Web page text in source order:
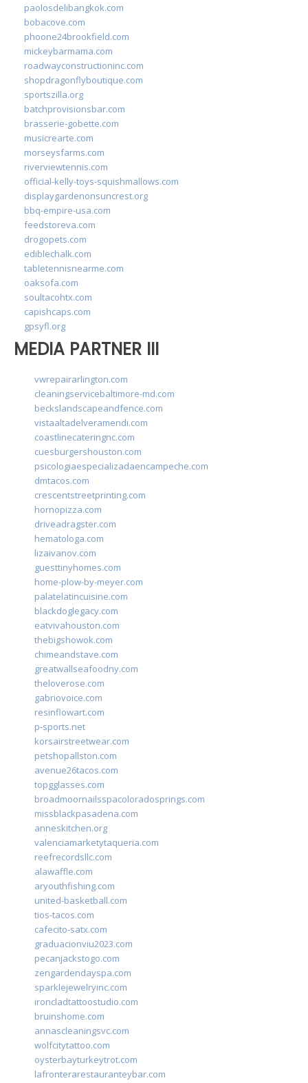
paolosdelibangkok.com
bobacove.com
phoone24brookfield.com
mickeybarmama.com
roadwayconstructioninc.com
shopdragonflyboutique.com
sportszilla.org
batchprovisionsbar.com
brasserie-gobette.com
musicrearte.com
morseysfarms.com
riverviewtennis.com
official-kelly-toys-squishmallows.com
displaygardenonsuncrest.org
bbq-empire-usa.com
feedstoreva.com
drogopets.com
ediblechalk.com
tabletennisnearme.com
oaksofa.com
soultacohtx.com
capishcaps.com
gpsyfl.org
MEDIA PARTNER III
vwrepairarlington.com
cleaningservicebaltimore-md.com
beckslandscapeandfence.com
vistaaltadelveramendi.com
coastlinecateringnc.com
cuesburgershouston.com
psicologiaespecializadaencampeche.com
dmtacos.com
crescentstreetprinting.com
hornopizza.com
driveadragster.com
hematologa.com
lizaivanov.com
guesttinyhomes.com
home-plow-by-meyer.com
palatelatincuisine.com
blackdoglegacy.com
eatvivahouston.com
thebigshowok.com
chimeandstave.com
greatwallseafoodny.com
theloverose.com
gabriovoice.com
resinflowart.com
p-sports.net
korsairstreetwear.com
petshopallston.com
avenue26tacos.com
topgglasses.com
broadmoornailsspacoloradosprings.com
missblackpasadena.com
anneskitchen.org
valenciamarketytaqueria.com
reefrecordsllc.com
alawaffle.com
aryouthfishing.com
united-basketball.com
tios-tacos.com
cafecito-satx.com
graduacionviu2023.com
pecanjackstogo.com
zengardendayspa.com
sparklejewelryinc.com
ironcladtattoostudio.com
bruinshome.com
annascleaningsvc.com
wolfcitytattoo.com
oysterbayturkeytrot.com
lafronterarestauranteybar.com